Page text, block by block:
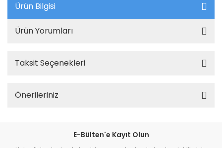
Ürün Bilgisi
Ürün Yorumları
Taksit Seçenekleri
Önerileriniz
E-Bülten'e Kayıt Olun